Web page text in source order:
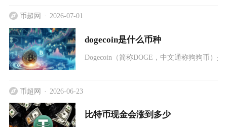
币超网 2026-07-01
dogecoin是什么币种
Dogecoin（简称DOGE，中文通称狗狗币）
币超网 2026-06-23
比特币现金会涨到多少